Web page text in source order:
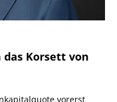
das Korsett von
vorerst